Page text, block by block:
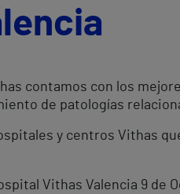
contamos con los
de patologías
y centros Vithas
Vithas Valencia 9 de